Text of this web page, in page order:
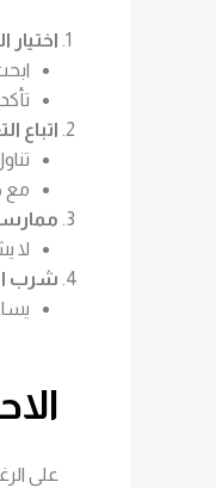
اتباع
مع
لا
شرب
على